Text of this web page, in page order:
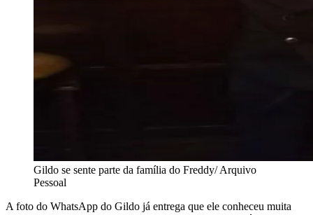
Gildo se sente parte da família do Freddy/ Arquivo
Pessoal
A foto do WhatsApp do Gildo já entrega que ele conheceu muita